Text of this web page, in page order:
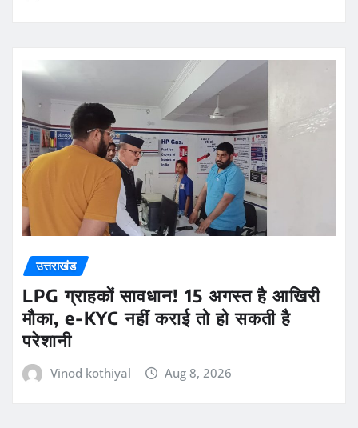
उत्तराखंड
LPG ग्राहकों सावधान! 15 अगस्त है आखिरी
मौका, e-KYC नहीं कराई तो हो सकती है
परेशानी
Vinod kothiyal Aug 8, 2026